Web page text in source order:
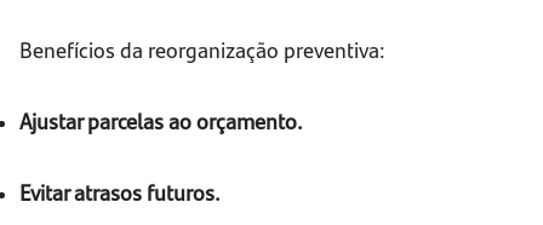
Benefícios da reorganização preventiva:
Ajustar parcelas ao orçamento.
Evitar atrasos futuros.